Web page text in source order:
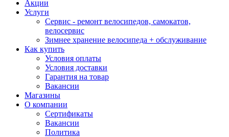
Акции
Услуги
Сервис - ремонт велосипедов, самокатов,
велосервис
Зимнее хранение велосипеда + обслуживание
Как купить
Условия оплаты
Условия доставки
Гарантия на товар
Вакансии
Магазины
О компании
Сертификаты
Вакансии
Политика